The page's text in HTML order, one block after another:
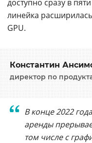
доступно сразу в
линейка
GPU.
Константин
директор по
В конце 2022
аренды
том числе с